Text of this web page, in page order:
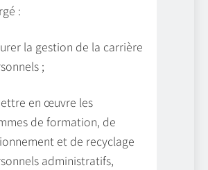
:
la gestion de la carrière
;
en œuvre les
de formation, de
et de recyclage
administratifs,